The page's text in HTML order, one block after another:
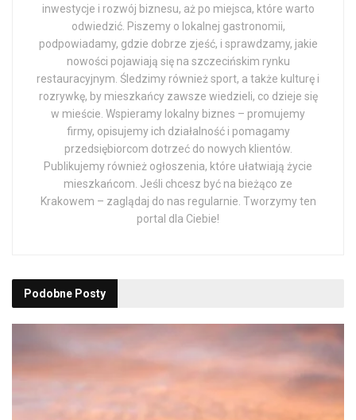
inwestycje i rozwój biznesu, aż po miejsca, które warto
odwiedzić. Piszemy o lokalnej gastronomii,
podpowiadamy, gdzie dobrze zjeść, i sprawdzamy, jakie
nowości pojawiają się na szczecińskim rynku
restauracyjnym. Śledzimy również sport, a także kulturę i
rozrywkę, by mieszkańcy zawsze wiedzieli, co dzieje się
w mieście. Wspieramy lokalny biznes – promujemy
firmy, opisujemy ich działalność i pomagamy
przedsiębiorcom dotrzeć do nowych klientów.
Publikujemy również ogłoszenia, które ułatwiają życie
mieszkańcom. Jeśli chcesz być na bieżąco ze
Krakowem – zaglądaj do nas regularnie. Tworzymy ten
portal dla Ciebie!
Podobne Posty